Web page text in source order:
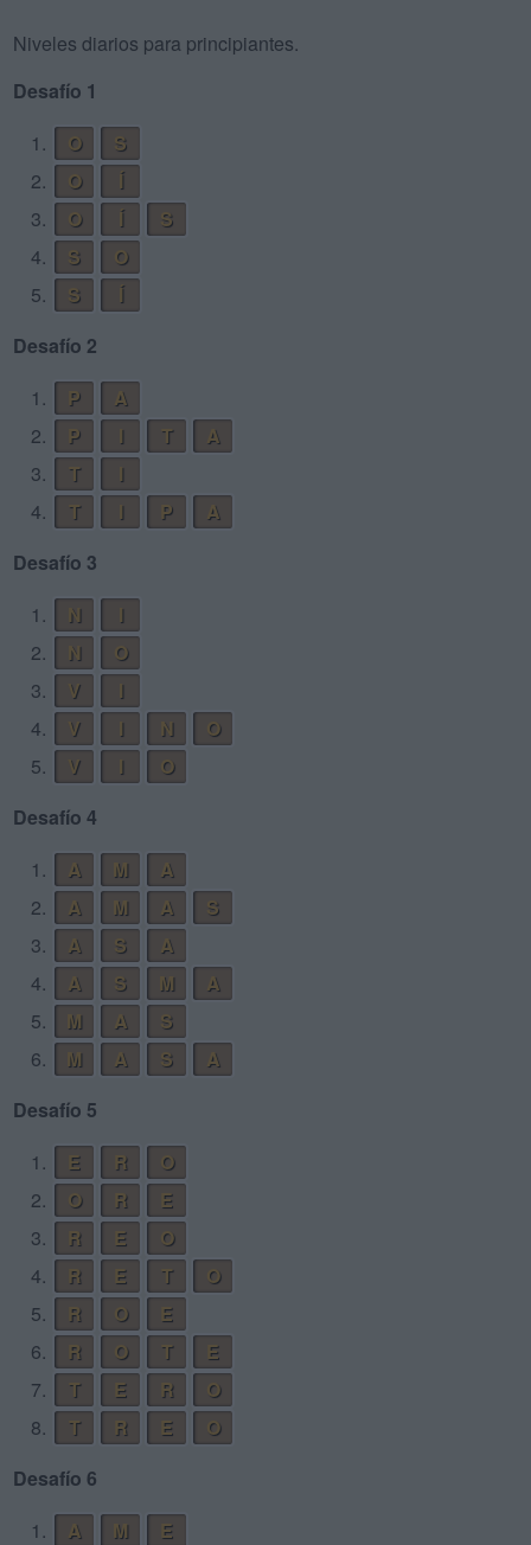
Niveles diarios para principiantes.
Desafío 1
1.
O
S
2.
O
Í
3.
O Í
S
4.
S
O
5.
S
Í
Desafío 2
1.
P
A
2.
P T
A
3.
T
4.
T P
A
Desafío 3
1.
N
2.
N
O
3.
V
4.
V N
O
5.
V
O
Desafío 4
1.
A M
A
2.
A M A
S
3.
A S
A
4.
A S M
A
5.
M A
S
6.
M A S
A
Desafío 5
1.
E R
O
2.
O R
E
3.
R E
O
4.
R E T
O
5.
R O
E
6.
R O T
E
7.
T E R
O
8.
T R E
O
Desafío 6
1.
A M
E